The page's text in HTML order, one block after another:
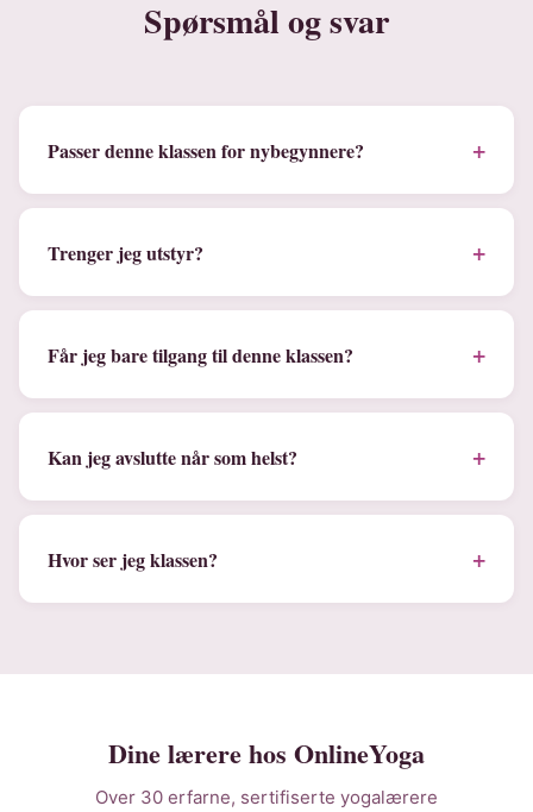
Spørsmål og svar
Passer denne klassen for nybegynnere? +
Trenger jeg utstyr? +
Får jeg bare tilgang til denne klassen? +
Kan jeg avslutte når som helst? +
Hvor ser jeg klassen? +
Dine lærere hos OnlineYoga
Over 30 erfarne, sertifiserte yogalærere